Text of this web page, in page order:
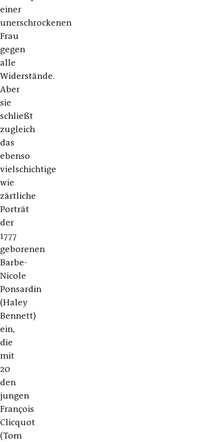
einer
unerschrockenen
Frau
gegen
alle
Widerstände.
Aber
sie
schließt
zugleich
das
ebenso
vielschichtige
wie
zärtliche
Porträt
der
1777
geborenen
Barbe-
Nicole
Ponsardin
(Haley
Bennett)
ein,
die
mit
20
den
jungen
François
Clicquot
(Tom